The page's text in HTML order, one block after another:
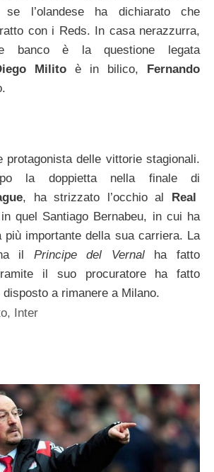
se l’olandese ha dichiarato che
con i Reds. In casa nerazzurra,
banco è la questione legata
Milito è in bilico, Fernando
protagonista delle vittorie stagionali.
la doppietta nella finale di
, ha strizzato l’occhio al
Real
quel Santiago Bernabeu, in cui ha
più importante della sua carriera. La
il Principe del Vernalha fatto
il suo procuratore ha fatto
a rimanere a Milano.
, Inter